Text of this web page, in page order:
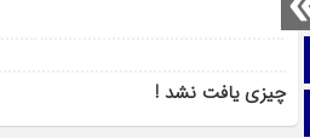
تماس با ما
چیزی یافت نشد !